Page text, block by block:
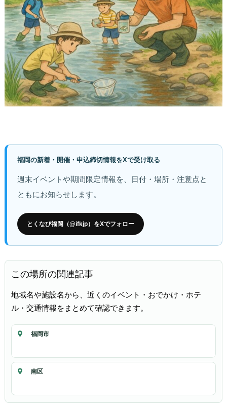
福岡の新着・開催・申込締切情報をXで受け取る
週末イベントや期間限定情報を、日付・場所・注意点と
ともにお知らせします。
とくなび福岡（@ifkjp）をXでフォロー
この場所の関連記事
地域名や施設名から、近くのイベント・おでかけ・ホテ
ル・交通情報をまとめて確認できます。
福岡市
南区